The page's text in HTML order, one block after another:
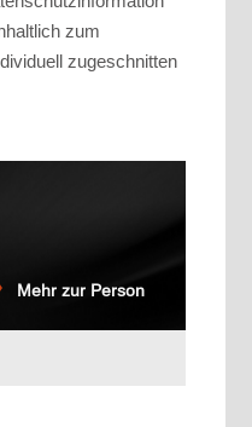
zum
zugeschnitten
Mehr zur Person